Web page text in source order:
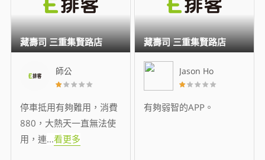
師公
停車抵用有夠難用，消費
880，大熱天一直無法使
用，連...看更多
藏壽司 三重集賢路店
Jason Ho
有夠弱智的APP。
藏壽司 三重集賢路店